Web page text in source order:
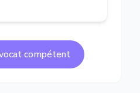
compétent